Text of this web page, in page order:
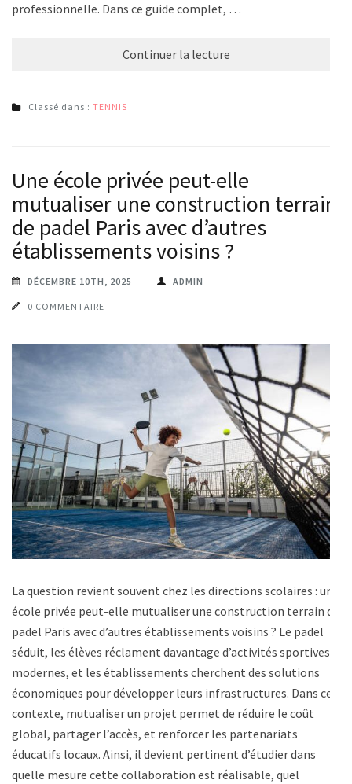
professionnelle. Dans ce guide complet, …
Continuer la lecture
Classé dans : TENNIS
Une école privée peut-elle
mutualiser une construction terrain
de padel Paris avec d’autres
établissements voisins ?
DÉCEMBRE 10TH, 2025 ADMIN
0 COMMENTAIRE
La question revient souvent chez les directions scolaires : une
école privée peut-elle mutualiser une construction terrain de
padel Paris avec d’autres établissements voisins ? Le padel
séduit, les élèves réclament davantage d’activités sportives
modernes, et les établissements cherchent des solutions
économiques pour développer leurs infrastructures. Dans ce
contexte, mutualiser un projet permet de réduire le coût
global, partager l’accès, et renforcer les partenariats
éducatifs locaux. Ainsi, il devient pertinent d’étudier dans
quelle mesure cette collaboration est réalisable, quel